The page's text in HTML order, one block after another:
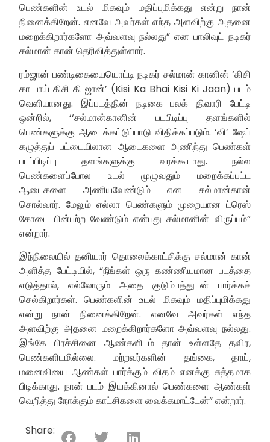
பெண்களின் உடல் மிகவும் மதிப்புமிக்கது என்று நான்
நினைக்கிறேன். எனவே அவர்கள் எந்த அளவிற்கு அதனை
மறைக்கிறார்களோ அவ்வளவு நல்லது” என பாலிவுட் நடிகர்
சல்மான் கான் தெரிவித்துள்ளார்.
ரம்ஜான் பண்டிகையையொட்டி நடிகர் சல்மான் கானின் ‘கிசி
கா பாய் கிசி கி ஜான்’ (Kisi Ka Bhai Kisi Ki Jaan) படம்
வெளியானது. இப்படத்தின் நடிகை பலக் திவாரி பேட்டி
ஒன்றில், ‘‘சல்மான்கானின் படபிடிப்பு தளங்களில்
பெண்களுக்கு ஆடைக்கட்டுப்பாடு விதிக்கப்படும். ‘வி’ ஷேப்
கழுத்துப் பட்டையிலான ஆடைகளை அணிந்து பெண்கள்
படப்பிடிப்பு தளங்களுக்கு வரக்கூடாது. நல்ல
பெண்களைப்போல உடல் முழுவதும் மறைக்கப்பட்ட
ஆடைகளை அணியவேண்டும் என சல்மான்கான்
சொல்வார். மேலும் எல்லா பெண்களும் முறையான ட்ரெஸ்
கோடை பின்பற்ற வேண்டும் என்பது சல்மானின் விருப்பம்”
என்றார்.
இந்நிலையில் தனியார் தொலைக்காட்சிக்கு சல்மான் கான்
அளித்த பேட்டியில், “நீங்கள் ஒரு கண்ணியமான படத்தை
எடுத்தால், எல்லோரும் அதை குடும்பத்துடன் பார்க்கச்
செல்கிறார்கள். பெண்களின் உடல் மிகவும் மதிப்புமிக்கது
என்று நான் நினைக்கிறேன். எனவே அவர்கள் எந்த
அளவிற்கு அதனை மறைக்கிறார்களோ அவ்வளவு நல்லது.
இங்கே பிரச்சினை ஆண்களிடம் தான் உள்ளதே தவிர,
பெண்களிடமில்லை. மற்றவர்களின் தங்கை, தாய்,
மனைவியை ஆண்கள் பார்க்கும் விதம் எனக்கு சுத்தமாக
பிடிக்காது. நான் படம் இயக்கினால் பெண்களை ஆண்கள்
வெறித்து நோக்கும் காட்சிகளை வைக்கமாட்டேன்” என்றார்.
Share: